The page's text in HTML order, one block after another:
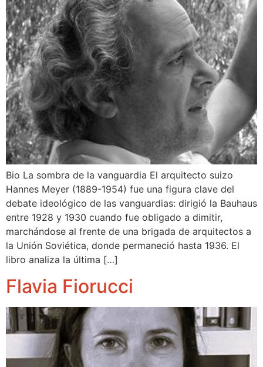
Bio La sombra de la vanguardia El arquitecto suizo
Hannes Meyer (1889-1954) fue una figura clave del
debate ideológico de las vanguardias: dirigió la Bauhaus
entre 1928 y 1930 cuando fue obligado a dimitir,
marchándose al frente de una brigada de arquitectos a
la Unión Soviética, donde permaneció hasta 1936. El
libro analiza la última […]
Flavia Fiorucci